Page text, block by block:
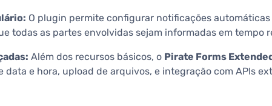
O plugin permite configurar notificações
todas as partes envolvidas sejam informadas em tempo
Além dos recursos básicos, o Pirate Forms
data e hora, upload de arquivos, e integração com APIs